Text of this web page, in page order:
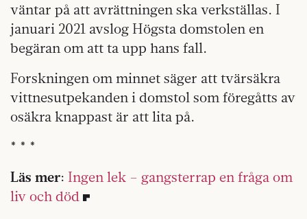
väntar på att avrättningen ska verkställas. I
januari 2021 avslog Högsta domstolen en
begäran om att ta upp hans fall.
Forskningen om minnet säger att tvärsäkra
vittnesutpekanden i domstol som föregåtts av
osäkra knappast är att lita på.
* * *
Läs mer: Ingen lek – gangsterrap en fråga om
liv och död